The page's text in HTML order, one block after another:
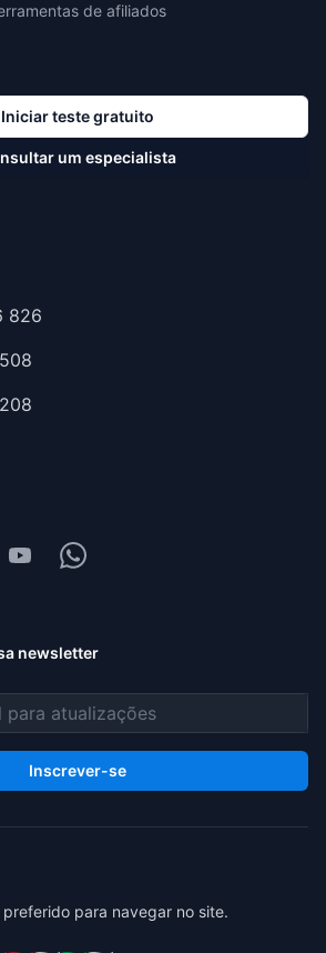
de afiliados
Iniciar teste gratuito
um especialista
826
YoutubeWhatsapp
newsletter
Inscrever-se
para navegar no site.